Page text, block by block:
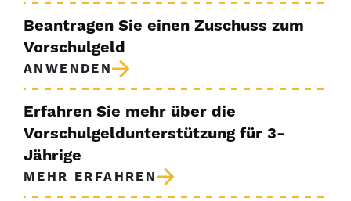
Beantragen Sie einen Zuschuss zum
Vorschulgeld
ANWENDEN
Erfahren Sie mehr über die
Vorschulgeldunterstützung für 3-
Jährige
MEHR ERFAHREN